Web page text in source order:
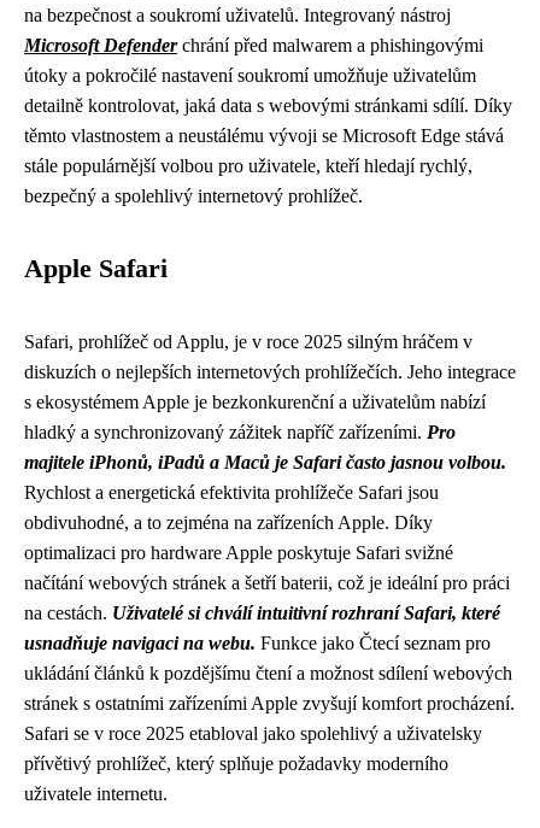
na bezpečnost a soukromí uživatelů. Integrovaný nástroj
Microsoft Defenderchrání před malwarem a phishingovými
útoky a pokročilé nastavení soukromí umožňuje uživatelům
detailně kontrolovat, jaká data s webovými stránkami sdílí. Díky
těmto vlastnostem a neustálému vývoji se Microsoft Edge stává
stále populárnější volbou pro uživatele, kteří hledají rychlý,
bezpečný a spolehlivý internetový prohlížeč.
Apple Safari
Safari, prohlížeč od Applu, je v roce 2025 silným hráčem v
diskuzích o nejlepších internetových prohlížečích. Jeho integrace
s ekosystémem Apple je bezkonkurenční a uživatelům nabízí
hladký a synchronizovaný zážitek napříč zařízeními. Pro
majitele iPhonů, iPadů a Maců je Safari často jasnou volbou.
Rychlost a energetická efektivita prohlížeče Safari jsou
obdivuhodné, a to zejména na zařízeních Apple. Díky
optimalizaci pro hardware Apple poskytuje Safari svižné
načítání webových stránek a šetří baterii, což je ideální pro práci
na cestách. Uživatelé si chválí intuitivní rozhraní Safari, které
usnadňuje navigaci na webu. Funkce jako Čtecí seznam pro
ukládání článků k pozdějšímu čtení a možnost sdílení webových
stránek s ostatními zařízeními Apple zvyšují komfort procházení.
Safari se v roce 2025 etabloval jako spolehlivý a uživatelsky
přívětivý prohlížeč, který splňuje požadavky moderního
uživatele internetu.